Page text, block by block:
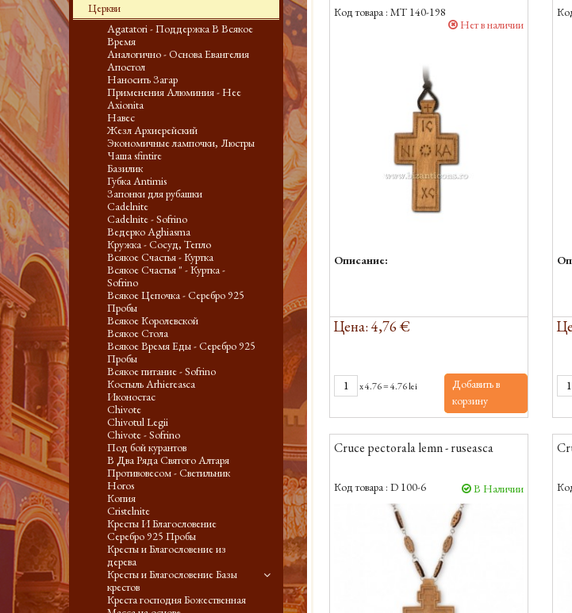
Церкви
Agatatori - Поддержка В Всякое
Время
Аналогично - Основа Евангелия
Апостол
Наносить Загар
Применения Алюминия - Нее
Axionita
Навес
Жезл Архиерейский
Экономичные лампочки, Люстры
Чаша sfintire
Базилик
Губка Antimis
Запонки для рубашки
Cadelnite
Cadelnite - Sofrino
Ведерко Aghiasma
Кружка - Сосуд, Тепло
Всякое Счастья - Куртка
Всякое Счастья " - Куртка -
Sofrino
Всякое Цепочка - Серебро 925
Пробы
Всякое Королевской
Всякое Стола
Всякое Время Еды - Серебро 925
Пробы
Всякое питание - Sofrino
Костыль Arhiereasca
Иконостас
Chivote
Chivotul Legii
Chivote - Sofrino
Под бой курантов
В Два Ряда Святого Алтаря
Противовесом - Светильник
Horos
Копия
Cristelnite
Кресты И Благословение
Серебро 925 Пробы
Кресты и Благословение из
дерева
Кресты и Благословение Базы
крестов
Креста господня Божественная
Код товара : MT 140-198
Нет в наличии
Описание:
Цена: 4,76 €
x4.76=4.76 lei
Добавить в
корзину
Cruce pectorala lemn - ruseasca
Код товара : D 100-6 В Наличии